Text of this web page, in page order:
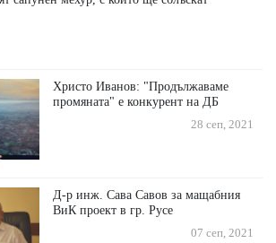
Христо Иванов: "Продължаваме
промяната" е конкурент на ДБ
28 сеп, 2021
Д-р инж. Сава Савов за мащабния
ВиК проект в гр. Русе
07 сеп, 2021